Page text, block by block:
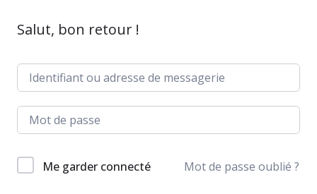
Salut, bon retour !
Me garder connecté Mot de passe oublié ?